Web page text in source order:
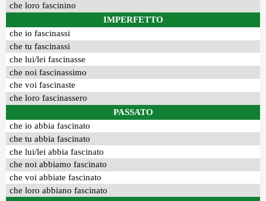
che loro fascinino
IMPERFETTO
che io fascinassi
che tu fascinassi
che lui/lei fascinasse
che noi fascinassimo
che voi fascinaste
che loro fascinassero
PASSATO
che io abbia fascinato
che tu abbia fascinato
che lui/lei abbia fascinato
che noi abbiamo fascinato
che voi abbiate fascinato
che loro abbiano fascinato